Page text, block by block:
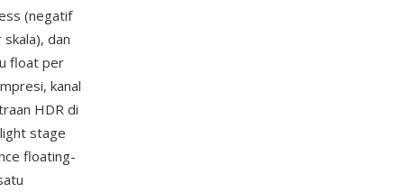
(negatif
dan
float per
kanal
HDR di
stage
floating-